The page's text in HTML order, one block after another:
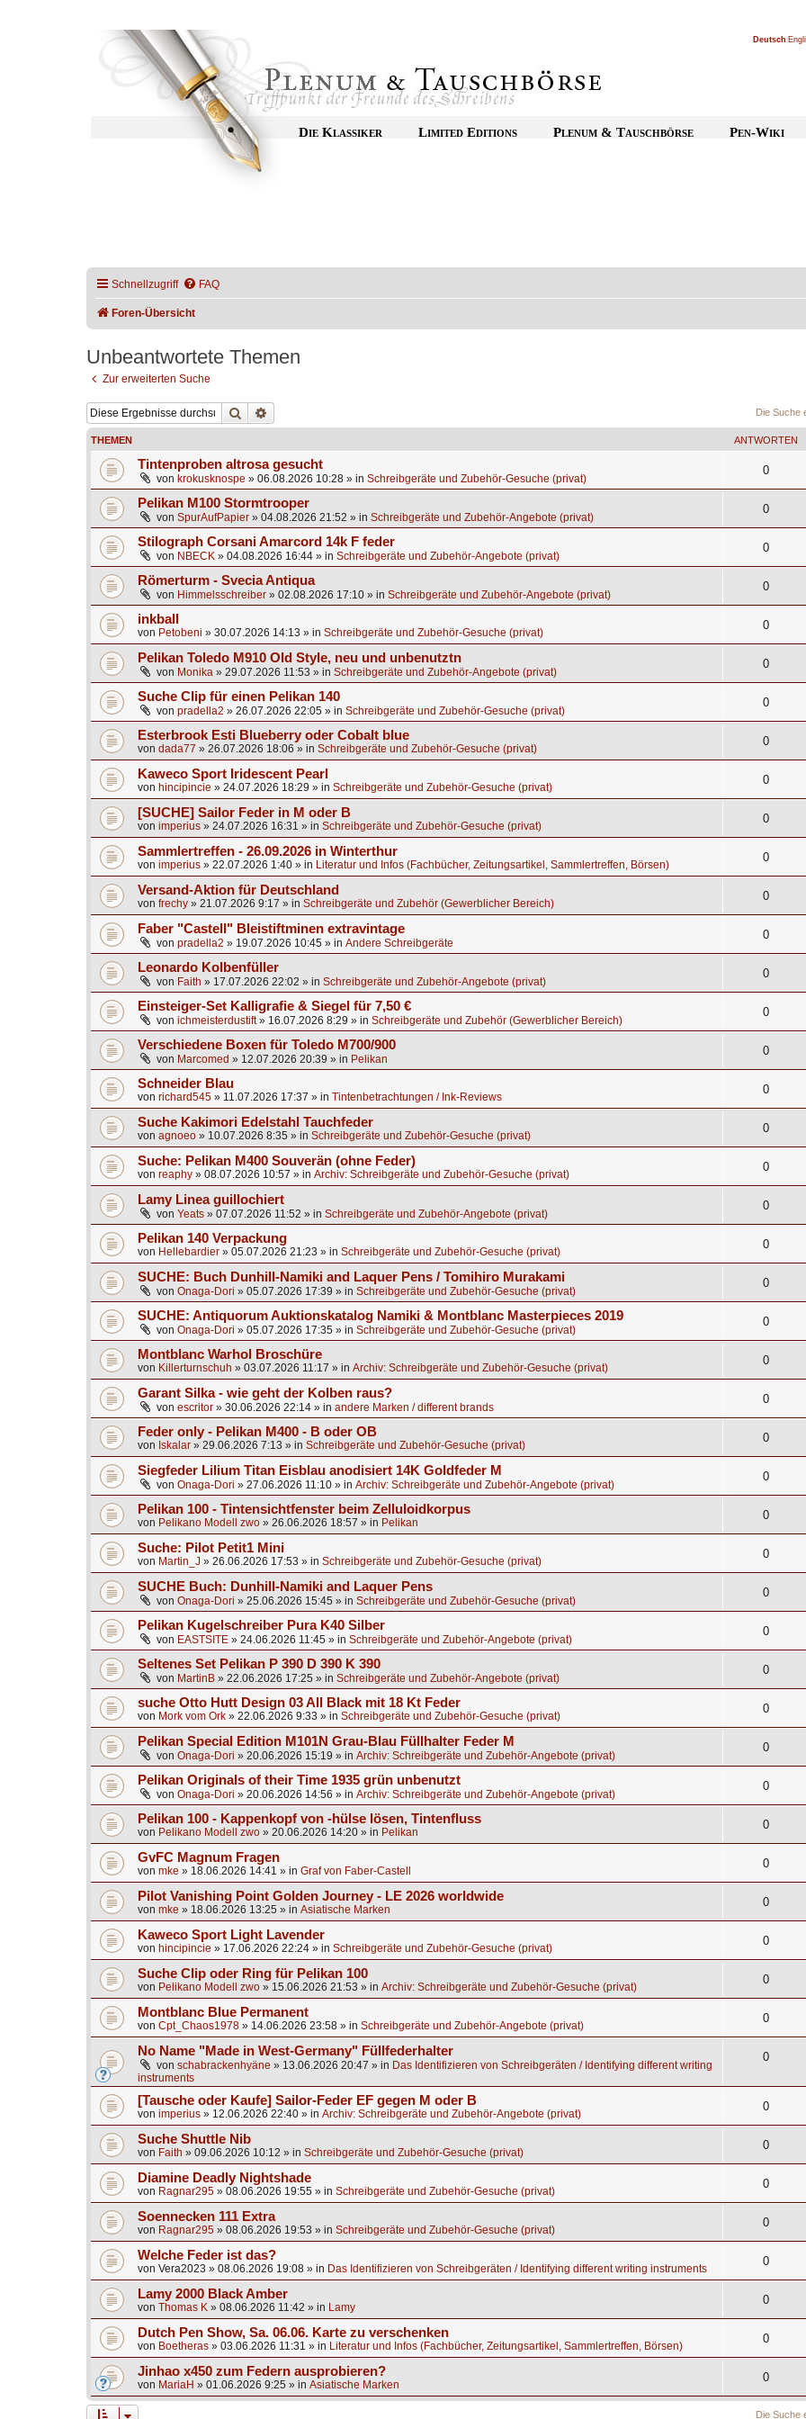
Deutsch
Die Klassiker Limited Editions Plenum & Tauschbörse Pen-Wiki
Schnellzugriff FAQ
Foren-Übersicht
Unbeantwortete Themen
Zur erweiterten Suche
Suche Die Suche
THEMEN ANTWORTEN
Tintenproben altrosa gesucht
von krokusknospe » 06.08.2026 10:28 » in Schreibgeräte und Zubehör-Gesuche (privat)
0
Pelikan M100 Stormtrooper
von SpurAufPapier » 04.08.2026 21:52 » in Schreibgeräte und Zubehör-Angebote (privat)
0
Stilograph Corsani Amarcord 14k F feder
von NBECK » 04.08.2026 16:44 » in Schreibgeräte und Zubehör-Angebote (privat)
0
Römerturm - Svecia Antiqua
von Himmelsschreiber » 02.08.2026 17:10 » in Schreibgeräte und Zubehör-Angebote (privat)
0
inkball
von Petobeni » 30.07.2026 14:13 » in Schreibgeräte und Zubehör-Gesuche (privat)
0
Pelikan Toledo M910 Old Style, neu und unbenutztn
von Monika » 29.07.2026 11:53 » in Schreibgeräte und Zubehör-Angebote (privat)
0
Suche Clip für einen Pelikan 140
von pradella2 » 26.07.2026 22:05 » in Schreibgeräte und Zubehör-Gesuche (privat)
0
Esterbrook Esti Blueberry oder Cobalt blue
von dada77 » 26.07.2026 18:06 » in Schreibgeräte und Zubehör-Gesuche (privat)
0
Kaweco Sport Iridescent Pearl
von hincipincie » 24.07.2026 18:29 » in Schreibgeräte und Zubehör-Gesuche (privat)
0
[SUCHE] Sailor Feder in M oder B
von imperius » 24.07.2026 16:31 » in Schreibgeräte und Zubehör-Gesuche (privat)
0
Sammlertreffen - 26.09.2026 in Winterthur
von imperius » 22.07.2026 1:40 » in Literatur und Infos (Fachbücher, Zeitungsartikel, Sammlertreffen, Börsen)
0
Versand-Aktion für Deutschland
von frechy » 21.07.2026 9:17 » in Schreibgeräte und Zubehör (Gewerblicher Bereich)
0
Faber "Castell" Bleistiftminen extravintage
von pradella2 » 19.07.2026 10:45 » in Andere Schreibgeräte
0
Leonardo Kolbenfüller
von Faith » 17.07.2026 22:02 » in Schreibgeräte und Zubehör-Angebote (privat)
0
Einsteiger-Set Kalligrafie & Siegel für 7,50 €
von ichmeisterdustift» 16.07.2026 8:29 » in Schreibgeräte und Zubehör (Gewerblicher Bereich)
0
Verschiedene Boxen für Toledo M700/900
von Marcomed » 12.07.2026 20:39 » in Pelikan
0
Schneider Blau
von richard545 » 11.07.2026 17:37 » in Tintenbetrachtungen / Ink-Reviews
0
Suche Kakimori Edelstahl Tauchfeder
von agnoeo » 10.07.2026 8:35 » in Schreibgeräte und Zubehör-Gesuche (privat)
0
Suche: Pelikan M400 Souverän (ohne Feder)
von reaphy » 08.07.2026 10:57 » in Archiv: Schreibgeräte und Zubehör-Gesuche (privat)
0
Lamy Linea guillochiert
von Yeats » 07.07.2026 11:52 » in Schreibgeräte und Zubehör-Angebote (privat)
0
Pelikan 140 Verpackung
von Hellebardier » 05.07.2026 21:23 » in Schreibgeräte und Zubehör-Gesuche (privat)
0
SUCHE: Buch Dunhill-Namiki and Laquer Pens / Tomihiro Murakami
von Onaga-Dori » 05.07.2026 17:39 » in Schreibgeräte und Zubehör-Gesuche (privat)
0
SUCHE: Antiquorum Auktionskatalog Namiki & Montblanc Masterpieces 2019
von Onaga-Dori » 05.07.2026 17:35 » in Schreibgeräte und Zubehör-Gesuche (privat)
0
Montblanc Warhol Broschüre
von Killerturnschuh » 03.07.2026 11:17 » in Archiv: Schreibgeräte und Zubehör-Gesuche (privat)
0
Garant Silka - wie geht der Kolben raus?
von escritor » 30.06.2026 22:14 » in andere Marken / different brands
0
Feder only - Pelikan M400 - B oder OB
von Iskalar » 29.06.2026 7:13 » in Schreibgeräte und Zubehör-Gesuche (privat)
0
Siegfeder Lilium Titan Eisblau anodisiert 14K Goldfeder M
von Onaga-Dori » 27.06.2026 11:10 » in Archiv: Schreibgeräte und Zubehör-Angebote (privat)
0
Pelikan 100 - Tintensichtfenster beim Zelluloidkorpus
von Pelikano Modell zwo » 26.06.2026 18:57 » in Pelikan
0
Suche: Pilot Petit1 Mini
von Martin_J » 26.06.2026 17:53 » in Schreibgeräte und Zubehör-Gesuche (privat)
0
SUCHE Buch: Dunhill-Namiki and Laquer Pens
von Onaga-Dori » 25.06.2026 15:45 » in Schreibgeräte und Zubehör-Gesuche (privat)
0
Pelikan Kugelschreiber Pura K40 Silber
von EASTSITE » 24.06.2026 11:45 » in Schreibgeräte und Zubehör-Angebote (privat)
0
Seltenes Set Pelikan P 390 D 390 K 390
von MartinB » 22.06.2026 17:25 » in Schreibgeräte und Zubehör-Angebote (privat)
0
suche Otto Hutt Design 03 All Black mit 18 Kt Feder
von Mork vom Ork » 22.06.2026 9:33 » in Schreibgeräte und Zubehör-Gesuche (privat)
0
Pelikan Special Edition M101N Grau-Blau Füllhalter Feder M
von Onaga-Dori » 20.06.2026 15:19 » in Archiv: Schreibgeräte und Zubehör-Angebote (privat)
0
Pelikan Originals of their Time 1935 grün unbenutzt
von Onaga-Dori » 20.06.2026 14:56 » in Archiv: Schreibgeräte und Zubehör-Angebote (privat)
0
Pelikan 100 - Kappenkopf von -hülse lösen, Tintenfluss
von Pelikano Modell zwo » 20.06.2026 14:20 » in Pelikan
0
GvFC Magnum Fragen
von mke » 18.06.2026 14:41 » in Graf von Faber-Castell
0
Pilot Vanishing Point Golden Journey - LE 2026 worldwide
von mke » 18.06.2026 13:25 » in Asiatische Marken
0
Kaweco Sport Light Lavender
von hincipincie » 17.06.2026 22:24 » in Schreibgeräte und Zubehör-Gesuche (privat)
0
Suche Clip oder Ring für Pelikan 100
von Pelikano Modell zwo » 15.06.2026 21:53 » in Archiv: Schreibgeräte und Zubehör-Gesuche (privat)
0
Montblanc Blue Permanent
von Cpt_Chaos1978 » 14.06.2026 23:58 » in Schreibgeräte und Zubehör-Angebote (privat)
0
No Name "Made in West-Germany" Füllfederhalter
von schabrackenhyäne » 13.06.2026 20:47 » in Das Identifizieren von Schreibgeräten / Identifying different writing
instruments
0
[Tausche oder Kaufe] Sailor-Feder EF gegen M oder B
von imperius » 12.06.2026 22:40 » in Archiv: Schreibgeräte und Zubehör-Angebote (privat)
0
Suche Shuttle Nib
von Faith » 09.06.2026 10:12 » in Schreibgeräte und Zubehör-Gesuche (privat)
0
Diamine Deadly Nightshade
von Ragnar295 » 08.06.2026 19:55 » in Schreibgeräte und Zubehör-Gesuche (privat)
0
Soennecken 111 Extra
von Ragnar295 » 08.06.2026 19:53 » in Schreibgeräte und Zubehör-Gesuche (privat)
0
Welche Feder ist das?
von Vera2023 » 08.06.2026 19:08 » in Das Identifizieren von Schreibgeräten / Identifying different writing instruments
0
Lamy 2000 Black Amber
von Thomas K » 08.06.2026 11:42 » in Lamy
0
Dutch Pen Show, Sa. 06.06. Karte zu verschenken
von Boetheras » 03.06.2026 11:31 » in Literatur und Infos (Fachbücher, Zeitungsartikel, Sammlertreffen, Börsen)
0
Jinhao x450 zum Federn ausprobieren?
von MariaH » 01.06.2026 9:25 » in Asiatische Marken
0
Die Suche